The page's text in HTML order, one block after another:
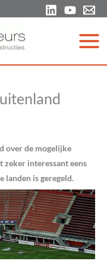
over de mogelijke
interessant eens
landen is geregeld.